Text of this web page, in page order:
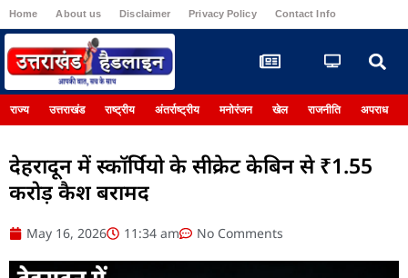
Home About us Disclaimer Privacy Policy Contact Info
राज्य उत्तराखंड राष्ट्रीय अंतर्राष्ट्रीय मनोरंजन खेल राजनीति अपराध
देहरादून में स्कॉर्पियो के सीक्रेट केबिन से ₹1.55
करोड़ कैश बरामद
May 16, 2026 11:34 am No Comments